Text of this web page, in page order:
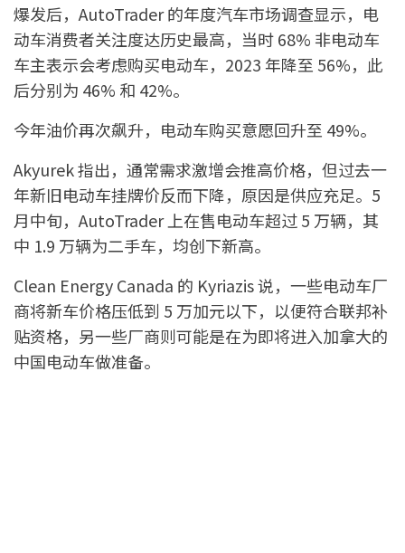
爆发后，AutoTrader 的年度汽车市场调查显示，电
动车消费者关注度达历史最高，当时 68% 非电动车
车主表示会考虑购买电动车，2023 年降至 56%，此
后分别为 46% 和 42%。
今年油价再次飙升，电动车购买意愿回升至 49%。
Akyurek 指出，通常需求激增会推高价格，但过去一
年新旧电动车挂牌价反而下降，原因是供应充足。5
月中旬，AutoTrader 上在售电动车超过 5 万辆，其
中 1.9 万辆为二手车，均创下新高。
Clean Energy Canada 的 Kyriazis 说，一些电动车厂
商将新车价格压低到 5 万加元以下，以便符合联邦补
贴资格，另一些厂商则可能是在为即将进入加拿大的
中国电动车做准备。